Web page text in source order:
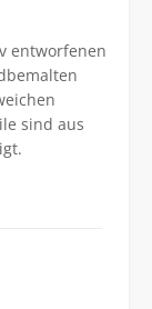
entworfenen
sind aus